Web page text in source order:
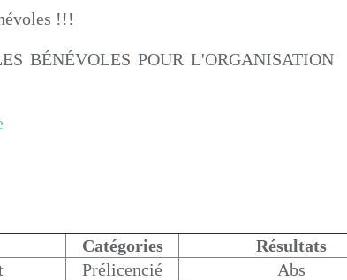
!!!
BÉNÉVOLES POUR L'ORGANISATION
Catégories
Résultats
Prélicencié
Abs